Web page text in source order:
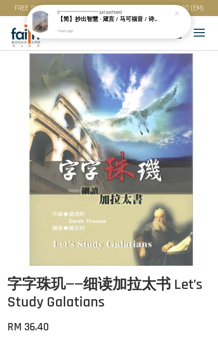
FREE SHIPPING for purchase above RM 200 (WM) / RM 300 (EM)
字字珠玑——细读加拉太书 Let’s
Study Galatians
RM 36.40
0***************************just purchased
【简】抄出智慧 · 箴言 / 马可福音 / 诗篇 (一) & 提多书
1 hour ago